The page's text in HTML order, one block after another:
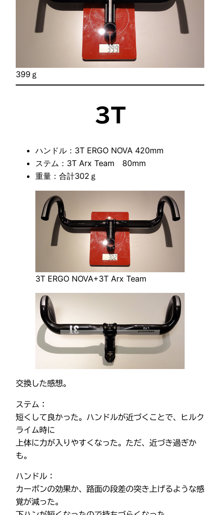
399ｇ
3T
ハンドル：3T ERGO NOVA 420mm
ステム：3T Arx Team 80mm
重量：合計302ｇ
3T ERGO NOVA+3T Arx Team
交換した感想。
ステム：
短くして良かった。ハンドルが近づくことで、ヒルク
ライム時に
上体に力が入りやすくなった。ただ、近づき過ぎか
も。
ハンドル：
カーボンの効果か、路面の段差の突き上げるような感
覚が減った。